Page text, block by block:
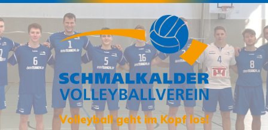
Volleyball geht im Kopf los!